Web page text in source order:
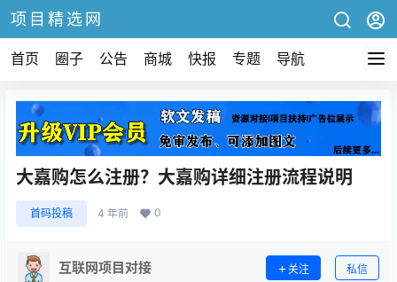
项目精选网
首页 圈子 公告 商城 快报 专题 导航
大嘉购怎么注册？大嘉购详细注册流程说明
首码投稿 4 年前 0
互联网项目对接 关注 私信